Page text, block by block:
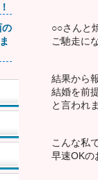
○○さんと
ご馳走に
結果から
結婚を前
と言われ
こんな私
早速OKの
の